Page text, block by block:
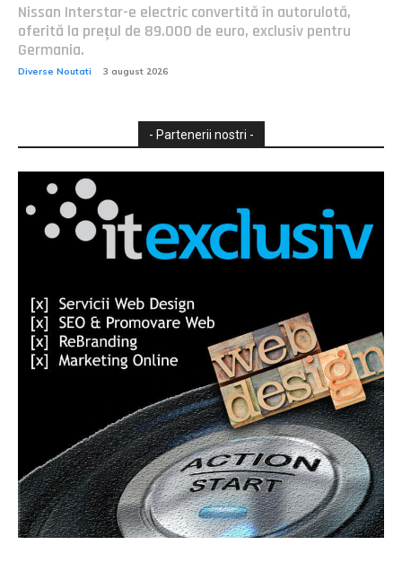
Nissan Interstar-e electric convertită în autorulotă,
oferită la prețul de 89.000 de euro, exclusiv pentru
Germania.
Diverse Noutati 3 august 2026
- Partenerii nostri -